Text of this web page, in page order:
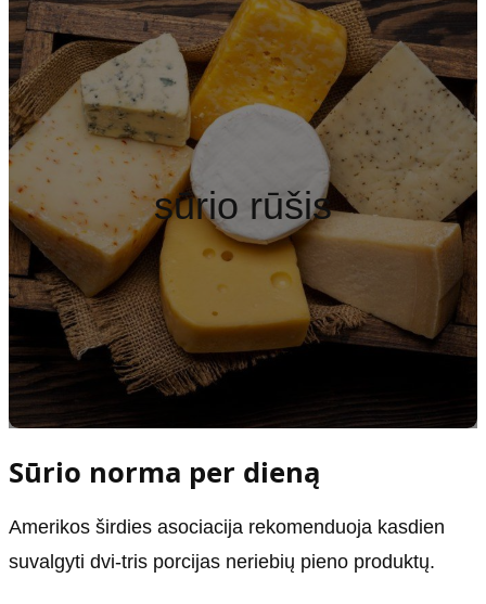
sūrio rūšis
Sūrio norma per dieną
Amerikos širdies asociacija rekomenduoja kasdien
suvalgyti dvi-tris porcijas neriebių pieno produktų.